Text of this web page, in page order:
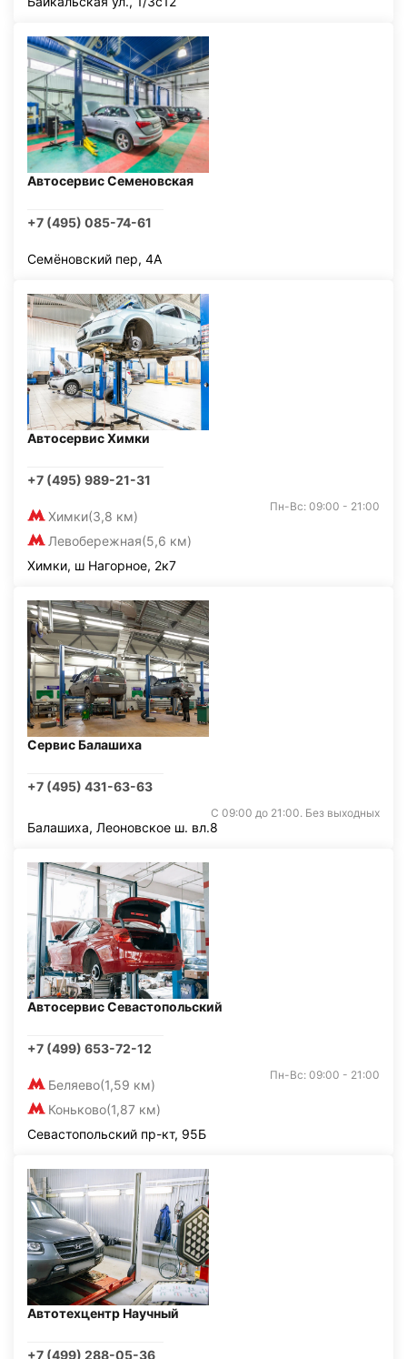
Автосервис Семеновская
+7 (495) 085-74-61
Семёновский пер, 4А
Автосервис Химки
+7 (495) 989-21-31
Химки(3,8 км)
Левобережная(5,6 км)
Пн-Вс: 09:00 - 21:00
Химки, ш Нагорное, 2к7
Сервис Балашиха
+7 (495) 431-63-63
С 09:00 до 21:00. Без выходных
Балашиха, Леоновское ш. вл.8
Автосервис Севастопольский
+7 (499) 653-72-12
Беляево(1,59 км)
Коньково(1,87 км)
Пн-Вс: 09:00 - 21:00
Севастопольский пр-кт, 95Б
Автотехцентр Научный
+7 (499) 288-05-36